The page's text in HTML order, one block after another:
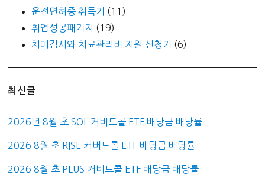
운전면허증 취득기
(11)
취업성공패키지
(19)
치매검사와 치료관리비 지원 신청기
(6)
최신글
2026년 8월 초 SOL 커버드콜 ETF 배당금 배당률
2026 8월 초 RISE 커버드콜 ETF 배당금 배당률
2026 8월 초 PLUS 커버드콜 ETF 배당금 배당률